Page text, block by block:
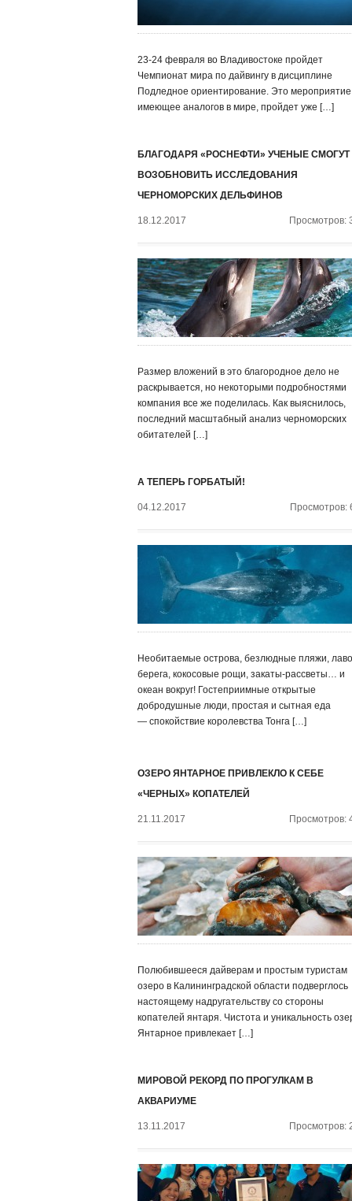
23-24 февраля во Владивостоке пройдет
Чемпионат мира по дайвингу в дисциплине
Подледное ориентирование. Это
имеющее аналогов в мире, пройдет уже […]
БЛАГОДАРЯ «РОСНЕФТИ» УЧЕНЫЕ СМОГУТ
ВОЗОБНОВИТЬ ИССЛЕДОВАНИЯ
ЧЕРНОМОРСКИХ ДЕЛЬФИНОВ
18.12.2017 Просмотров:
Размер вложений в это благородное дело не
раскрывается, но некоторыми подробностями
компания все же поделилась. Как выяснилось,
последний масштабный анализ черноморских
обитателей […]
А ТЕПЕРЬ ГОРБАТЫЙ!
04.12.2017 Просмотров:
Необитаемые острова, безлюдные пляжи,
берега, кокосовые рощи, закаты-рассветы… и
океан вокруг! Гостеприимные открытые
добродушные люди, простая и сытная еда
— спокойствие королевства Тонга […]
ОЗЕРО ЯНТАРНОЕ ПРИВЛЕКЛО К СЕБЕ
«ЧЕРНЫХ» КОПАТЕЛЕЙ
21.11.2017 Просмотров:
Полюбившееся дайверам и простым туристам
озеро в Калининградской области подверглось
настоящему надругательству со стороны
копателей янтаря. Чистота и уникальность
Янтарное привлекает […]
МИРОВОЙ РЕКОРД ПО ПРОГУЛКАМ В
АКВАРИУМЕ
13.11.2017 Просмотров: